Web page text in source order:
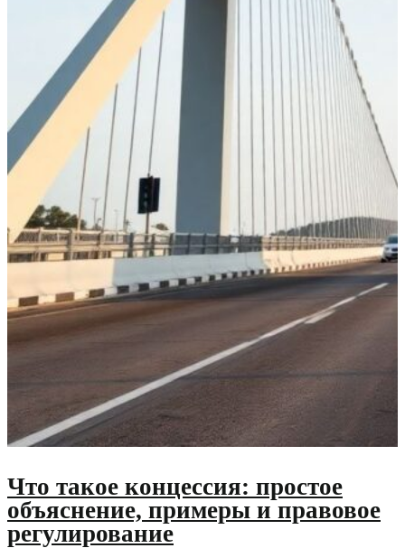
Что такое концессия: простое
объяснение, примеры и правовое
регулирование